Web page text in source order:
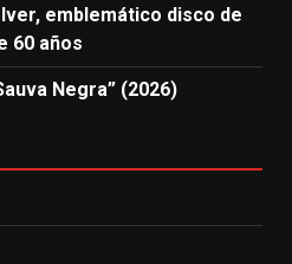
emblemático disco de
60 años
Negra” (2026)